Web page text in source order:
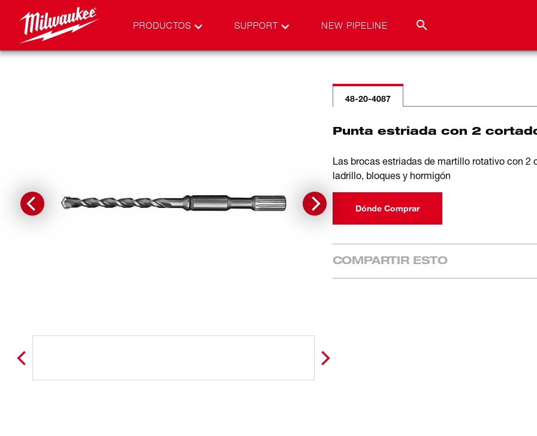
PRODUCTOS SUPPORT NEW PIPELINE
48-20-4087
Punta estriada con 2
Las brocas estriadas de martillo rotativo con
ladrillo, bloques y hormigón
Dónde Comprar
COMPARTIR ESTO